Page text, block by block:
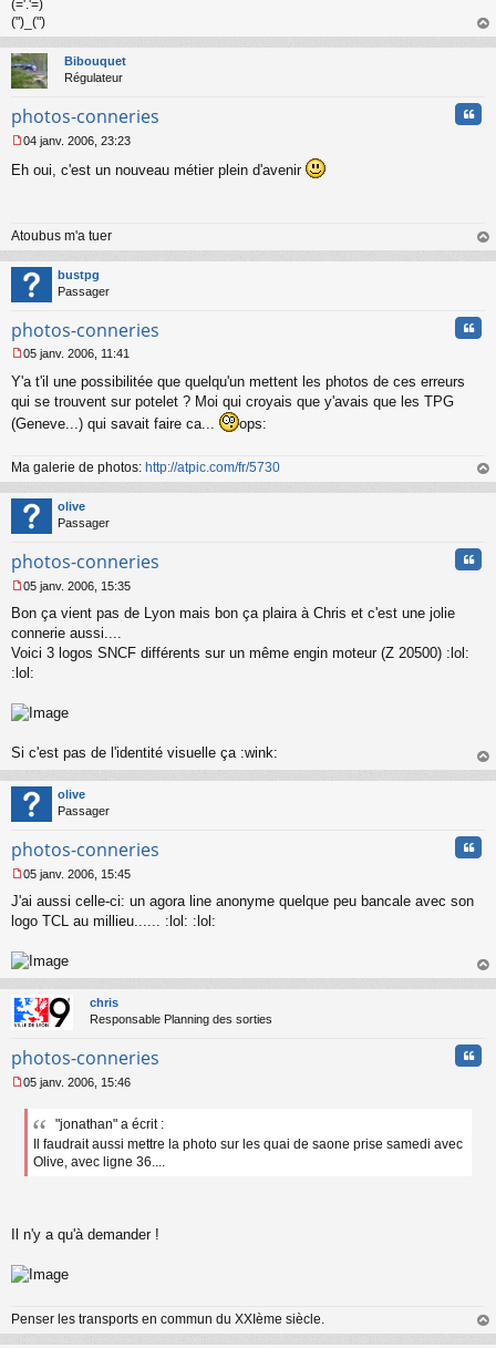
(='.'=)
(")_(")
au
Bibouquet
Régulateur
photos-conneries
e
g
e
n
o
n
u
04 janv. 2006, 23:23
Eh oui, c'est un nouveau métier plein d'avenir
Atoubus m'a tuer
au
bustpg
Passager
photos-conneries
e
s
s
a
e
n
o
n
l
05 janv. 2006, 11:41
Y'a t'il une possibilitée que quelqu'un mettent les photos de ces erreurs
qui se trouvent sur potelet ? Moi qui croyais que y'avais que les TPG
(Geneve...) qui savait faire ca...
ops:
Ma galerie de photos: http://atpic.com/fr/5730
au
olive
Passager
photos-conneries
e
s
s
a
g
n
u
05 janv. 2006, 15:35
Bon ça vient pas de Lyon mais bon ça plaira à Chris et c'est une jolie
connerie aussi....
Voici 3 logos SNCF différents sur un même engin moteur (Z 20500) :lol:
:lol:
Si c'est pas de l'identité visuelle ça :wink:
au
olive
Passager
photos-conneries
e
s
a
g
n
o
l
u
05 janv. 2006, 15:45
J'ai aussi celle-ci: un agora line anonyme quelque peu bancale avec son
logo TCL au millieu...... :lol: :lol:
au
chris
Responsable Planning des sorties
photos-conneries
e
g
n
u
05 janv. 2006, 15:46
"jonathan" a écrit :
Il faudrait aussi mettre la photo sur les quai de saone prise samedi avec
Olive, avec ligne 36....
Il n'y a qu'à demander !
Penser les transports en commun du XXIème siècle.
au